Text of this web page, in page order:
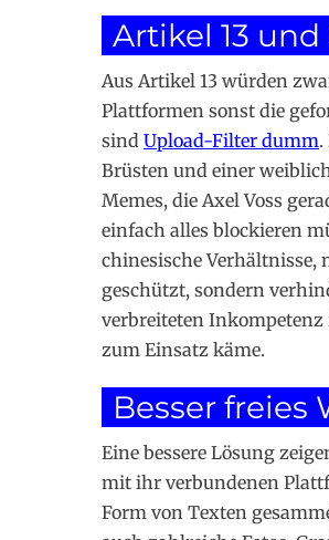
Artikel 13
Aus Artikel 13 würden
Plattformen sonst die
sind Upload-Filter dumm.
Brüsten und einer
Memes, die Axel Voss
einfach alles blockieren
chinesische Verhältnisse,
geschützt, sondern
verbreiteten Inkompetenz
zum Einsatz käme.
Besser freies
Eine bessere Lösung
mit ihr verbundenen
Form von Texten